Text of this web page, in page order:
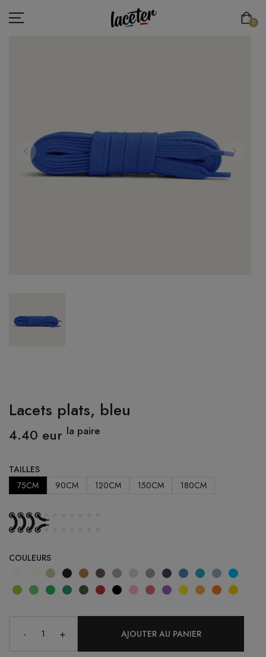
0
LACETS RONDS & ÉPAIS
LACETS DE SPORT
LACETS ÉLASTIQUES
Lacets plats, bleu
4.40 eur la paire
TAILLES
75CM
90CM 120CM 150CM 180CM
COULEURS
- +